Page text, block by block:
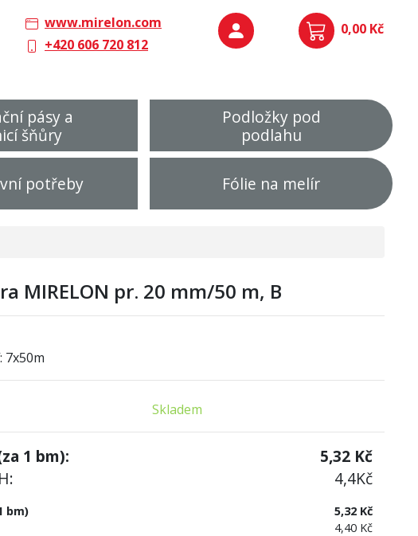
www.mirelon.com
+420 606 720 812
0,00 Kč
pásy a
šňůry
Podložky pod
podlahu
potřeby Fólie na melír
MIRELON pr. 20 mm/50 m, B
7x50m
Skladem
1 bm): 5,32 Kč
4,4Kč
bm)
5,32 Kč
4,40 Kč